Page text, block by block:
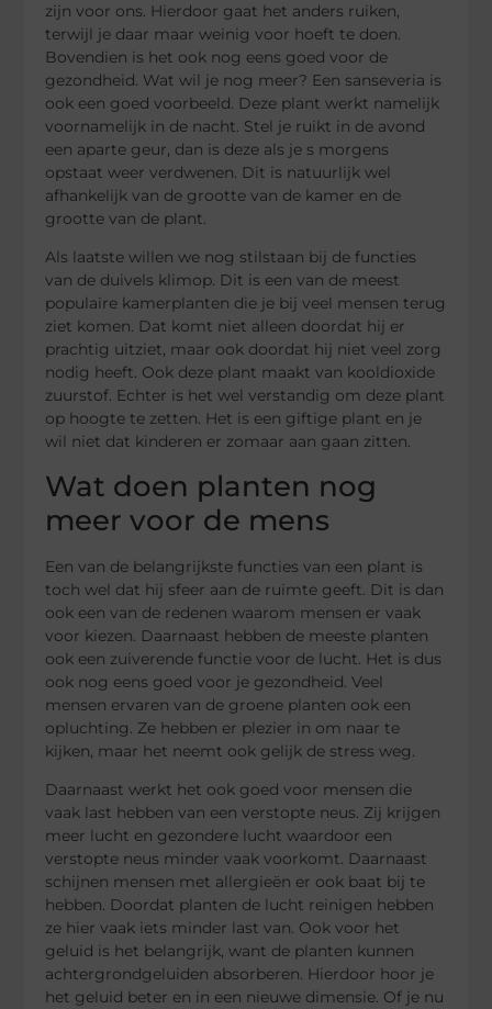
zijn voor ons. Hierdoor gaat het anders ruiken,
terwijl je daar maar weinig voor hoeft te doen.
Bovendien is het ook nog eens goed voor de
gezondheid. Wat wil je nog meer? Een sanseveria is
ook een goed voorbeeld. Deze plant werkt namelijk
voornamelijk in de nacht. Stel je ruikt in de avond
een aparte geur, dan is deze als je s morgens
opstaat weer verdwenen. Dit is natuurlijk wel
afhankelijk van de grootte van de kamer en de
grootte van de plant.
Als laatste willen we nog stilstaan bij de functies
van de duivels klimop. Dit is een van de meest
populaire kamerplanten die je bij veel mensen terug
ziet komen. Dat komt niet alleen doordat hij er
prachtig uitziet, maar ook doordat hij niet veel zorg
nodig heeft. Ook deze plant maakt van kooldioxide
zuurstof. Echter is het wel verstandig om deze plant
op hoogte te zetten. Het is een giftige plant en je
wil niet dat kinderen er zomaar aan gaan zitten.
Wat doen planten nog
meer voor de mens
Een van de belangrijkste functies van een plant is
toch wel dat hij sfeer aan de ruimte geeft. Dit is dan
ook een van de redenen waarom mensen er vaak
voor kiezen. Daarnaast hebben de meeste planten
ook een zuiverende functie voor de lucht. Het is dus
ook nog eens goed voor je gezondheid. Veel
mensen ervaren van de groene planten ook een
opluchting. Ze hebben er plezier in om naar te
kijken, maar het neemt ook gelijk de stress weg.
Daarnaast werkt het ook goed voor mensen die
vaak last hebben van een verstopte neus. Zij krijgen
meer lucht en gezondere lucht waardoor een
verstopte neus minder vaak voorkomt. Daarnaast
schijnen mensen met allergieën er ook baat bij te
hebben. Doordat planten de lucht reinigen hebben
ze hier vaak iets minder last van. Ook voor het
geluid is het belangrijk, want de planten kunnen
achtergrondgeluiden absorberen. Hierdoor hoor je
het geluid beter en in een nieuwe dimensie. Of je nu